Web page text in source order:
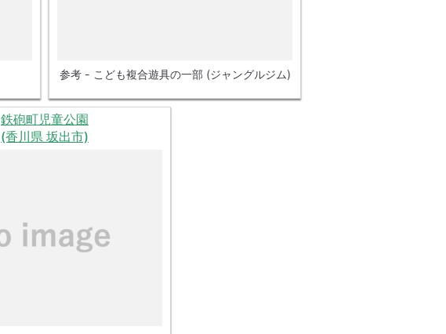
参考 - こども複合遊具の一部 (ジャングルジム)
鉄砲町児童公園
(香川県 坂出市)